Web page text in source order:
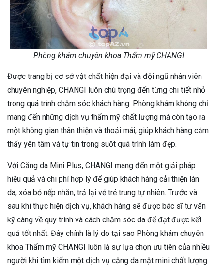
Phòng khám chuyên khoa Thẩm mỹ CHANGI
Được trang bị cơ sở vật chất hiện đại và đội ngũ nhân viên
chuyên nghiệp, CHANGI luôn chú trọng đến từng chi tiết nhỏ
trong quá trình chăm sóc khách hàng. Phòng khám không chỉ
mang đến những dịch vụ thẩm mỹ chất lượng mà còn tạo ra
một không gian thân thiện và thoải mái, giúp khách hàng cảm
thấy yên tâm và tự tin trong suốt quá trình làm đẹp.
Với Căng da Mini Plus, CHANGI mang đến một giải pháp
hiệu quả và chi phí hợp lý để giúp khách hàng cải thiện làn
da, xóa bỏ nếp nhăn, trả lại vẻ trẻ trung tự nhiên. Trước và
sau khi thực hiện dịch vụ, khách hàng sẽ được bác sĩ tư vấn
kỹ càng về quy trình và cách chăm sóc da để đạt được kết
quả tốt nhất. Đây chính là lý do tại sao Phòng khám chuyên
khoa Thẩm mỹ CHANGI luôn là sự lựa chọn ưu tiên của nhiều
người khi tìm kiếm một dịch vụ căng da mặt mini chất lượng